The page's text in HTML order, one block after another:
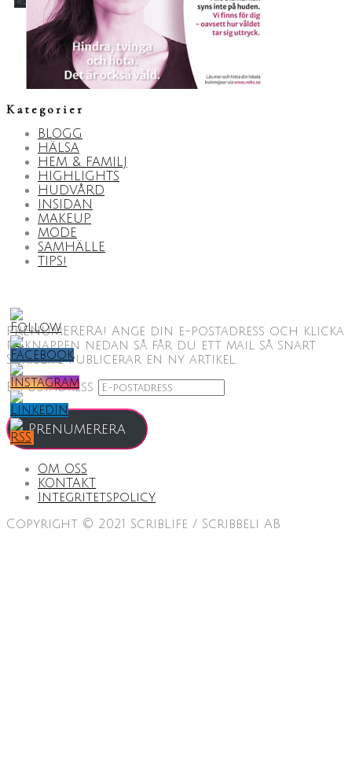
Kategorier
BLOGG
HÄLSA
HEM & FAMILJ
HIGHLIGHTS
HUDVÅRD
INSIDAN
MAKEUP
MODE
SAMHÄLLE
TIPS!
PRENUMERERA! Ange din e-postadress och klicka
på knappen nedan så får du ett mail så snart
ScribLife publicerar en ny artikel.
E-postadress
Prenumerera
OM OSS
KONTAKT
Integritetspolicy
Copyright © 2021 ScribLife / Scribbeli AB